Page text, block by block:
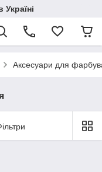
Аксесуари для